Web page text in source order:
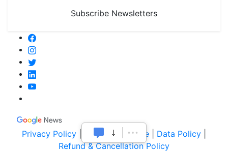
Subscribe Newsletters
Privacy Policy Terms of Service Data Policy
Refund & Cancellation Policy